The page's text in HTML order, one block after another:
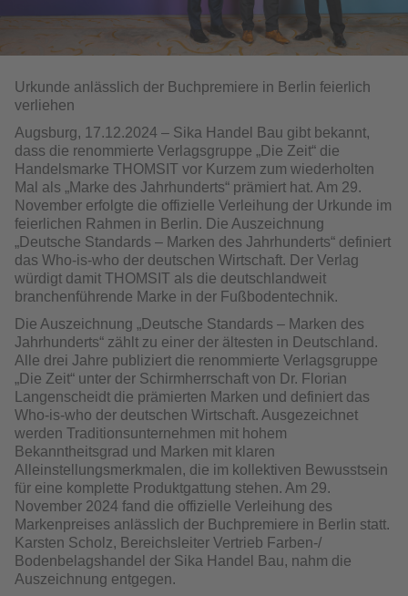
Urkunde anlässlich der Buchpremiere in Berlin feierlich
verliehen
Augsburg, 17.12.2024 – Sika Handel Bau gibt bekannt,
dass die renommierte Verlagsgruppe „Die Zeit“ die
Handelsmarke THOMSIT vor Kurzem zum wiederholten
Mal als „Marke des Jahrhunderts“ prämiert hat. Am 29.
November erfolgte die offizielle Verleihung der Urkunde im
feierlichen Rahmen in Berlin. Die Auszeichnung
„Deutsche Standards – Marken des Jahrhunderts“ definiert
das Who-is-who der deutschen Wirtschaft. Der Verlag
würdigt damit THOMSIT als die deutschlandweit
branchenführende Marke in der Fußbodentechnik.
Die Auszeichnung „Deutsche Standards – Marken des
Jahrhunderts“ zählt zu einer der ältesten in Deutschland.
Alle drei Jahre publiziert die renommierte Verlagsgruppe
„Die Zeit“ unter der Schirmherrschaft von Dr. Florian
Langenscheidt die prämierten Marken und definiert das
Who-is-who der deutschen Wirtschaft. Ausgezeichnet
werden Traditionsunternehmen mit hohem
Bekanntheitsgrad und Marken mit klaren
Alleinstellungsmerkmalen, die im kollektiven Bewusstsein
für eine komplette Produktgattung stehen. Am 29.
November 2024 fand die offizielle Verleihung des
Markenpreises anlässlich der Buchpremiere in Berlin statt.
Karsten Scholz, Bereichsleiter Vertrieb Farben-/
Bodenbelagshandel der Sika Handel Bau, nahm die
Auszeichnung entgegen.